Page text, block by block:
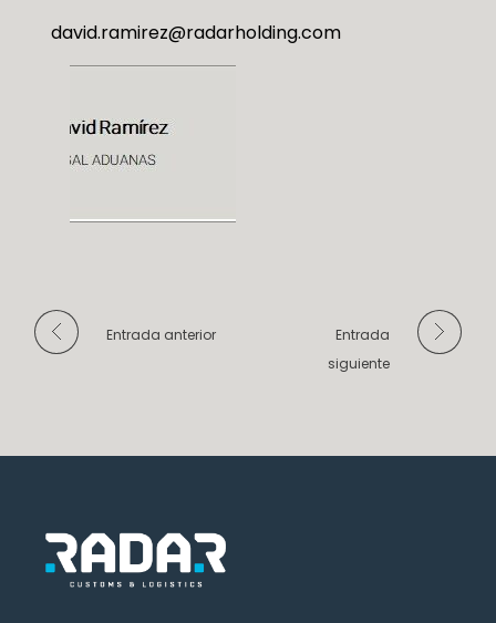
david.ramirez@radarholding.com
Entrada anterior
Entrada
siguiente